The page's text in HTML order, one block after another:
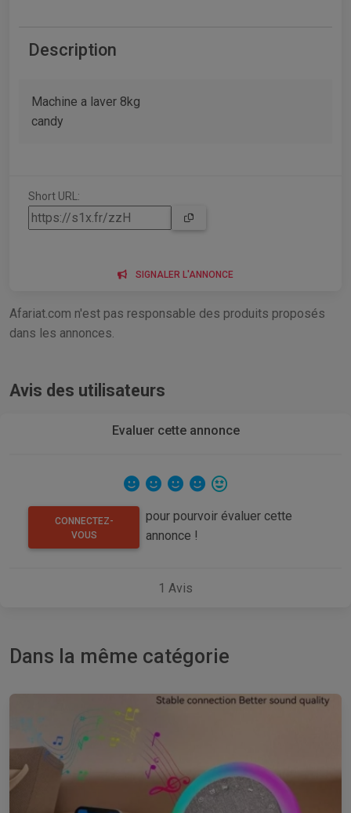
Description
Machine a laver 8kg
candy
Short URL:
SIGNALER L'ANNONCE
Afariat.com n'est pas responsable des produits proposés
dans les annonces.
Avis des utilisateurs
Evaluer cette annonce
CONNECTEZ-
VOUS
pour pourvoir évaluer cette
annonce !
1 Avis
Dans la même catégorie